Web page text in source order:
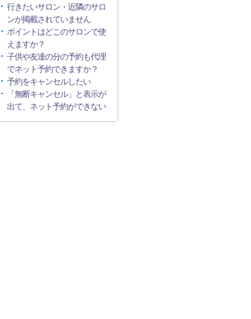
行きたいサロン・近隣のサロ
ンが掲載されていません
ポイントはどこのサロンで使
えますか？
子供や友達の分の予約も代理
でネット予約できますか？
予約をキャンセルしたい
「無断キャンセル」と表示が
出て、ネット予約ができない